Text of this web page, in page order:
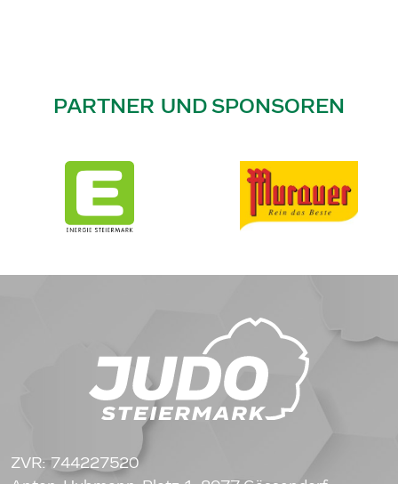
PARTNER UND SPONSOREN
ZVR: 744227520